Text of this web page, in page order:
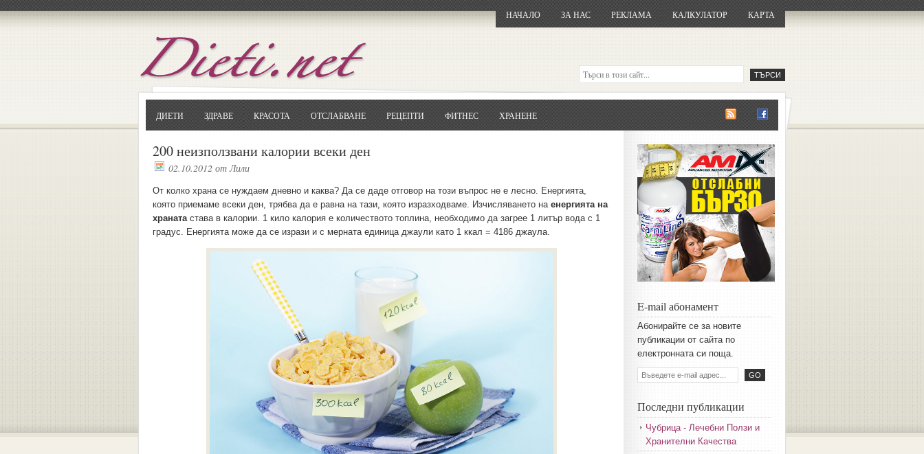
НАЧАЛО ЗА НАС РЕКЛАМА КАЛКУЛАТОР КАРТА
ДИЕТИ ЗДРАВЕ КРАСОТА ОТСЛАБВАНЕ РЕЦЕПТИ ФИТНЕС ХРАНЕНЕ
200 неизползвани калории всеки ден
02.10.2012 отЛили
От колко храна се нуждаем дневно и каква? Да се даде отговор на този въпрос не е лесно. Енергията,
която приемаме всеки ден, трябва да е равна на тази, която изразходваме. Изчисляването на енергията на
хранатастава в калории. 1 кило калория е количеството топлина, необходимо да загрее 1 литър вода с 1
градус. Енергията може да се изрази и с мерната единица джаули като 1 ккал = 4186 джаула.
E-mail абонамент
Aбoниpaйтe ce зa нoвитe
пyбликaции oт caйтa пo
eлeктpoннaтa cи пoщa.
Последни публикации
Чубрица - Лечебни Ползи и
Хранителни Качества
ОтворетеGoogle.bg
Кликнете на първия резултат
... и я въведете в полето:
Сваляне